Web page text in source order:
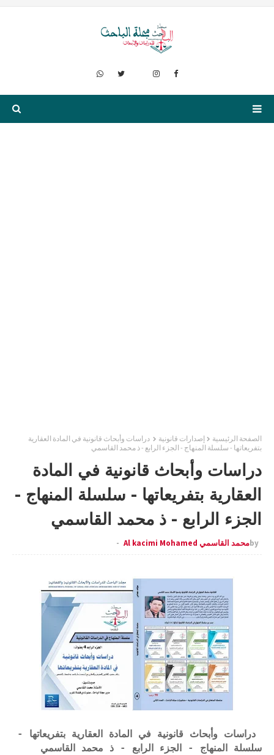
الصفحة الرئيسية إصدارات قانونية
دراسات وأبحاث قانونية في المادة العقارية
بتفريعاتها - سلسلة المنهاج - الجزء الرابع - ذ محمد القاسمي
دراسات وأبحاث قانونية في المادة
العقارية بتفريعاتها - سلسلة المنهاج -
الجزء الرابع - ذ محمد القاسمي
byمحمد القاسمي Al kacimi Mohamed
دراسات وأبحاث قانونية في المادة العقارية بتفريعاتها -
سلسلة المنهاج - الجزء الرابع - ذ محمد القاسمي